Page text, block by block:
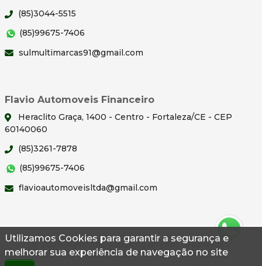
Utilizamos Cookies para garantir a segurança e
melhorar sua experiência de navegação no site
(85)3044-5515
(85)99675-7406
sulmultimarcas91@gmail.com
Flavio Automoveis Financeiro
Heraclito Graça, 1400 - Centro - Fortaleza/CE - CEP
60140060
(85)3261-7878
(85)99675-7406
flavioautomoveisltda@gmail.com
© 2026 Autoconf. Todos os direitos reservados.